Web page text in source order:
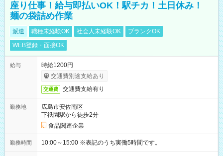
座り仕事！給与即払いOK！駅チカ！土日休み！
麺の袋詰め作業
派遣 職種未経験OK 社会人未経験OK
ブランクOK
WEB登録・面接OK
給与
時給1200円
交通費別途支給あり
交通費 交通費支給有り
勤務地
広島市安佐南区
下祇園駅から徒歩2分
食品関連企業
勤務時間 10:00～15:00 ※表記のうち実働5時間です。